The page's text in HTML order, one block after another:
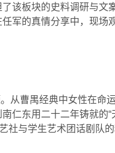
该板块的史料调研与文
军的真情分享中，现场
从曹禺经典中女性在命
仁东用二十二年铸就的“
与学生艺术团话剧队的